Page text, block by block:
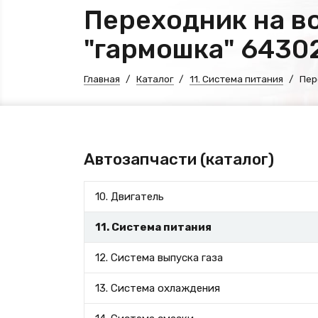
Переходник на
"гармошка"
Главная Каталог 11. Система питания
Автозапчасти (каталог)
10. Двигатель
11. Система питания
12. Система выпуска газа
13. Система охлаждения